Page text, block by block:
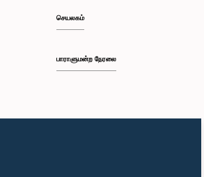
செயலகம்
பாராளுமன்ற நேரலை